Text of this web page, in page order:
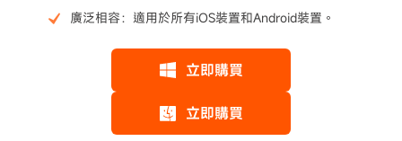
廣泛相容：適用於所有iOS裝置和Android裝置。